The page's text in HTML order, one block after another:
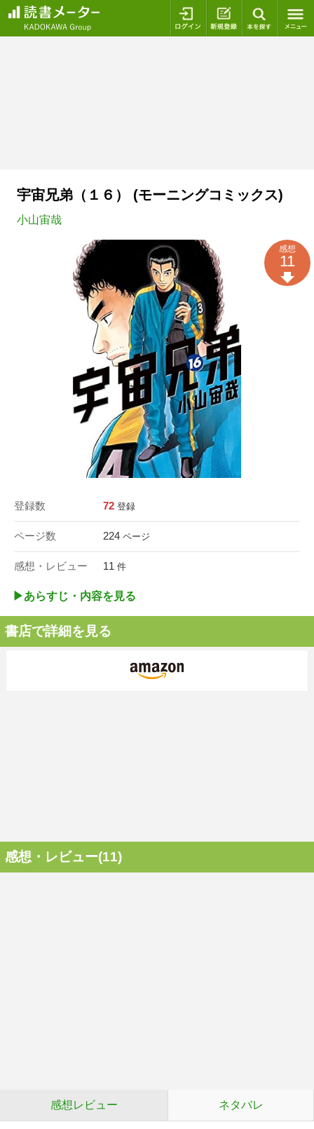
ログイン 新規登録
宇宙兄弟（１６） (モーニングコミックス)
小山宙哉
登録数 72 登録
ページ数 224 ページ
感想・レビュー 11 件
感想
11
▶︎あらすじ・内容を見る
書店で詳細を見る
感想・レビュー(11)
感想レビュー ネタバレ